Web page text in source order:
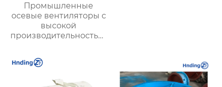
Промышленные
осевые вентиляторы с
высокой
производительностью:
эффективность для
сложных условий